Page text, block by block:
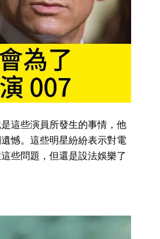
這些演員所發生的事情，他
憾。這些明星紛紛表示對電
些問題，但還是設法娛樂了